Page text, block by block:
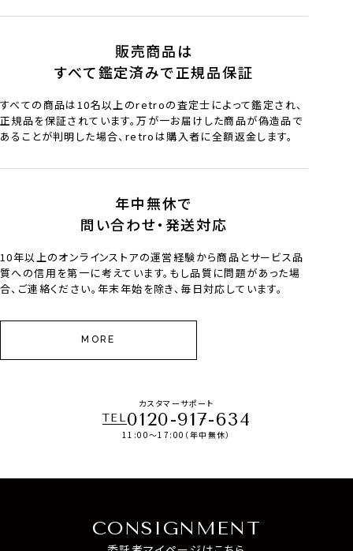
販売商品は
すべて鑑定済みで正規品保証
すべての商品は10名以上のretroの査定士によって鑑定され、
正規品を保証されています。万が一お届けした商品が偽造品で
あることが判明した場合、retroは購入者に全額返金します。
年中無休で
問い合わせ・発送対応
10年以上のオンラインストアの運営経験から商品とサービス品
質への信用を第一に考えています。もし品質に問題があった場
合、ご連絡ください。年末年始を除き、毎日対応しています。
MORE
カスタマーサポート
TEL0120-917-634
11:00～17:00（年中無休）
CONSIGNMENT